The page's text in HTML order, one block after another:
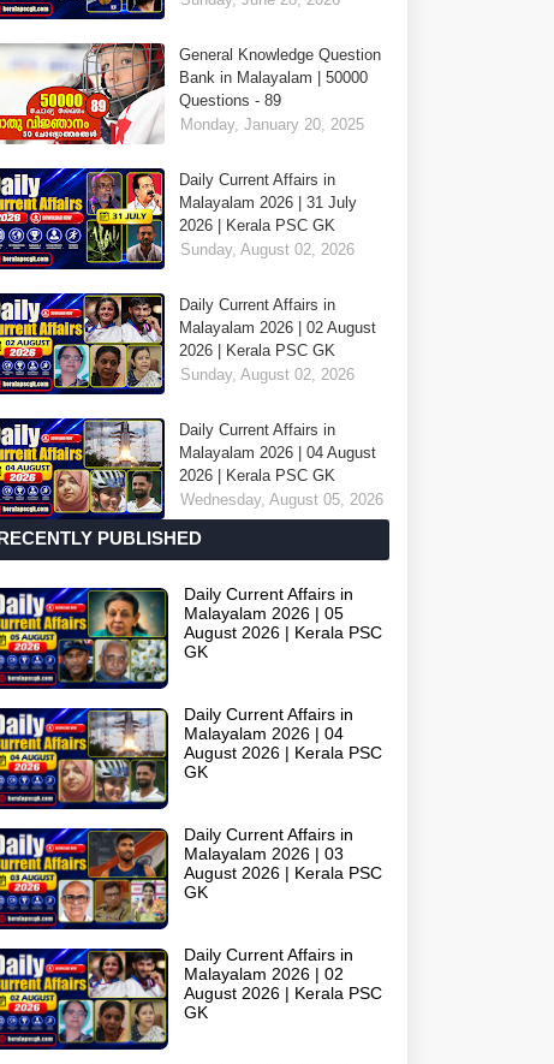
General Knowledge Question
Bank in Malayalam | 50000
Questions - 89
Monday, January 20, 2025
Daily Current Affairs in
Malayalam 2026 | 31 July
2026 | Kerala PSC GK
Sunday, August 02, 2026
Daily Current Affairs in
Malayalam 2026 | 02 August
2026 | Kerala PSC GK
Sunday, August 02, 2026
Daily Current Affairs in
Malayalam 2026 | 04 August
2026 | Kerala PSC GK
Wednesday, August 05, 2026
PUBLISHED
Daily Current Affairs in
Malayalam 2026 | 05
August 2026 | Kerala PSC
GK
Daily Current Affairs in
Malayalam 2026 | 04
August 2026 | Kerala PSC
GK
Daily Current Affairs in
Malayalam 2026 | 03
August 2026 | Kerala PSC
GK
Daily Current Affairs in
Malayalam 2026 | 02
August 2026 | Kerala PSC
GK